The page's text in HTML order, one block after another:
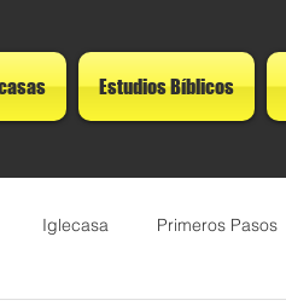
Estudios Bíblicos
Iglecasa Primeros Pasos